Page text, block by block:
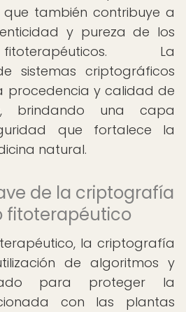
también contribuye a
y pureza de los
La
sistemas criptográficos
procedencia y calidad de
brindando una capa
que fortalece la
natural.
de la criptografía
fitoterapéutico
la criptografía
de algoritmos y
para proteger la
con las plantas